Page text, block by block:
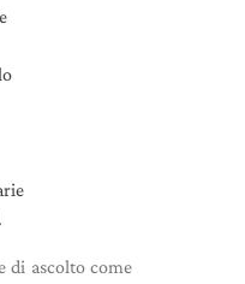
di ascolto come